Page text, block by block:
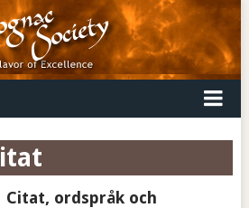
citat
Citat, ordspråk och